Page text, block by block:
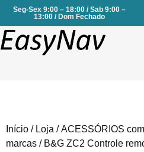
Seg-Sex 9:00 – 18:00 / Sab 9:00 –
13:00 / Dom Fechado
Produtos
Início / Loja /ACESSÓRIOS
marcas / B&G ZC2 Controle